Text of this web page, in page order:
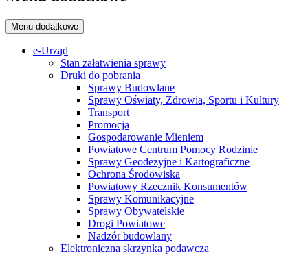
Menu dodatkowe
e-Urząd
Stan załatwienia sprawy
Druki do pobrania
Sprawy Budowlane
Sprawy Oświaty, Zdrowia, Sportu i Kultury
Transport
Promocja
Gospodarowanie Mieniem
Powiatowe Centrum Pomocy Rodzinie
Sprawy Geodezyjne i Kartograficzne
Ochrona Środowiska
Powiatowy Rzecznik Konsumentów
Sprawy Komunikacyjne
Sprawy Obywatelskie
Drogi Powiatowe
Nadzór budowlany
Elektroniczna skrzynka podawcza